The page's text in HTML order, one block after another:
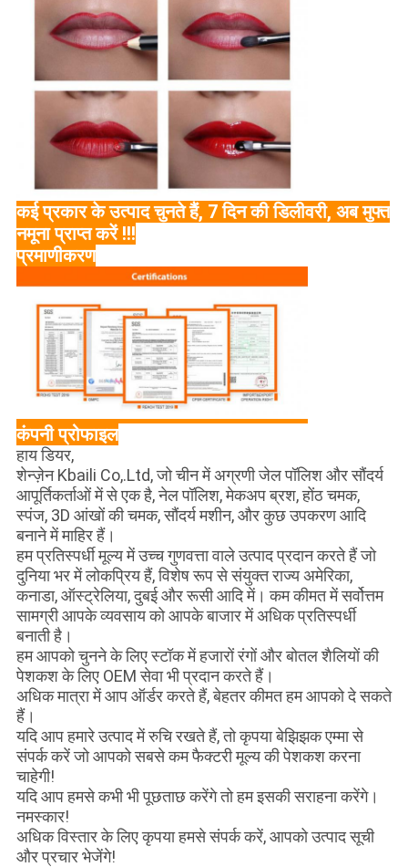
कई प्रकार के उत्पाद चुनते हैं, 7 दिन की डिलीवरी, अब मुफ्त
नमूना प्राप्त करें !!!
प्रमाणीकरण
कंपनी प्रोफाइल
हाय डियर,
शेन्ज़ेन Kbaili Co,.Ltd, जो चीन में अग्रणी जेल पॉलिश और सौंदर्य
आपूर्तिकर्ताओं में से एक है, नेल पॉलिश, मेकअप ब्रश, होंठ चमक,
स्पंज, 3D आंखों की चमक, सौंदर्य मशीन, और कुछ उपकरण आदि
बनाने में माहिर हैं।
हम प्रतिस्पर्धी मूल्य में उच्च गुणवत्ता वाले उत्पाद प्रदान करते हैं जो
दुनिया भर में लोकप्रिय हैं, विशेष रूप से संयुक्त राज्य अमेरिका,
कनाडा, ऑस्ट्रेलिया, दुबई और रूसी आदि में। कम कीमत में सर्वोत्तम
सामग्री आपके व्यवसाय को आपके बाजार में अधिक प्रतिस्पर्धी
बनाती है।
हम आपको चुनने के लिए स्टॉक में हजारों रंगों और बोतल शैलियों की
पेशकश के लिए OEM सेवा भी प्रदान करते हैं।
अधिक मात्रा में आप ऑर्डर करते हैं, बेहतर कीमत हम आपको दे सकते
हैं।
यदि आप हमारे उत्पाद में रुचि रखते हैं, तो कृपया बेझिझक एम्मा से
संपर्क करें जो आपको सबसे कम फैक्टरी मूल्य की पेशकश करना
चाहेगी!
यदि आप हमसे कभी भी पूछताछ करेंगे तो हम इसकी सराहना करेंगे।
नमस्कार!
अधिक विस्तार के लिए कृपया हमसे संपर्क करें, आपको उत्पाद सूची
और प्रचार भेजेंगे!